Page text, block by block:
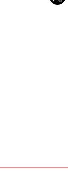
もう少し力強く